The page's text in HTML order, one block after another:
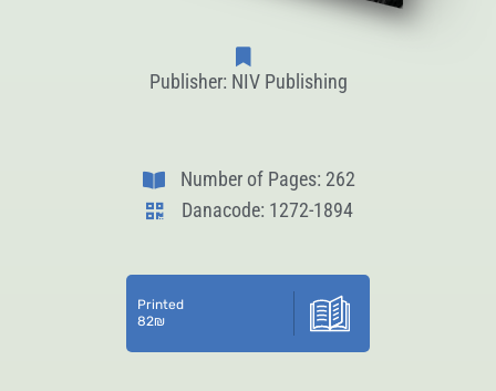
Publisher: NIV Publishing
Number of Pages: 262
Danacode: 1272-1894
Printed
82₪